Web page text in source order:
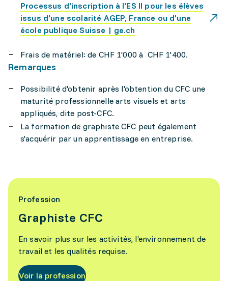
Processus d'inscription à l'ES II pour les élèves
issus d'une scolarité AGEP, France ou d'une
école publique Suisse | ge.ch
Frais de matériel: de CHF 1'000 à CHF 1'400.
Remarques
Possibilité d'obtenir après l'obtention du CFC une
maturité professionnelle arts visuels et arts
appliqués, dite post-CFC.
La formation de graphiste CFC peut également
s'acquérir par un apprentissage en entreprise.
Profession
Graphiste CFC
En savoir plus sur les activités, l’environnement de
travail et les qualités requise.
Voir la profession